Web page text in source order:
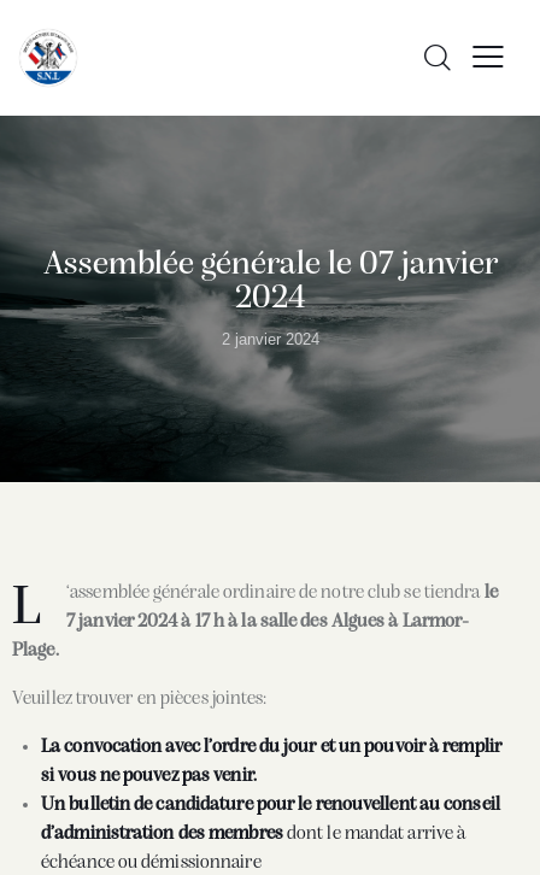
Assemblée générale le 07 janvier
2024
2 janvier 2024
L ‘assemblée générale ordinaire de notre club se tiendrale
7 janvier 2024 à 17 h à la salle des Algues à Larmor-
Plage.
Veuillez trouver en pièces jointes:
La convocation avec l’ordre du jour et un pouvoir à remplir
si vous ne pouvez pas venir.
Un bulletin de candidature pour le renouvellent au conseil
d’administration des membresdont le mandat arrive à
échéance ou démissionnaire